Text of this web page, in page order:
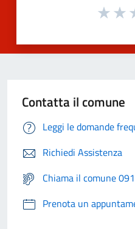
Contatta il comune
Leggi le domande
Richiedi Assistenza
Chiama il comune
Prenota un